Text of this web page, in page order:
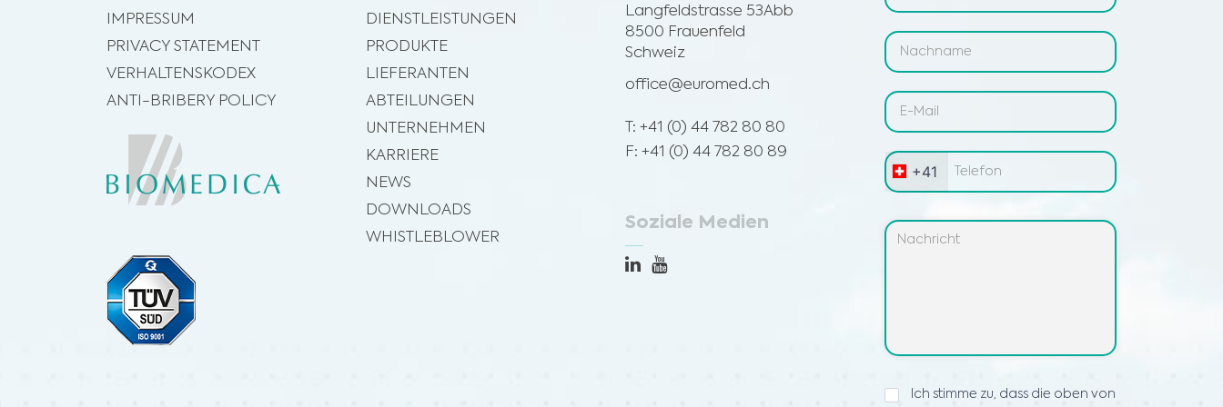
IMPRESSUM
PRIVACY STATEMENT
VERHALTENSKODEX
ANTI-BRIBERY POLICY
DIENSTLEISTUNGEN
PRODUKTE
LIEFERANTEN
ABTEILUNGEN
UNTERNEHMEN
KARRIERE
NEWS
DOWNLOADS
WHISTLEBLOWER
Langfeldstrasse 53Abb
8500 Frauenfeld
Schweiz
office@euromed.ch
T: +41 (0) 44 782 80 80
F: +41 (0) 44 782 80 89
Soziale Medien
+41
PrivacyIch stimme zu, dass die oben von